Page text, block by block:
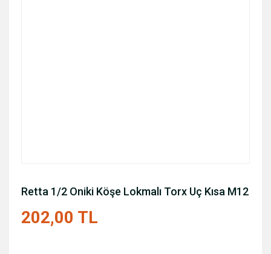
Retta 1/2 Oniki Köşe Lokmalı Torx Uç Kısa M12
202,00 TL